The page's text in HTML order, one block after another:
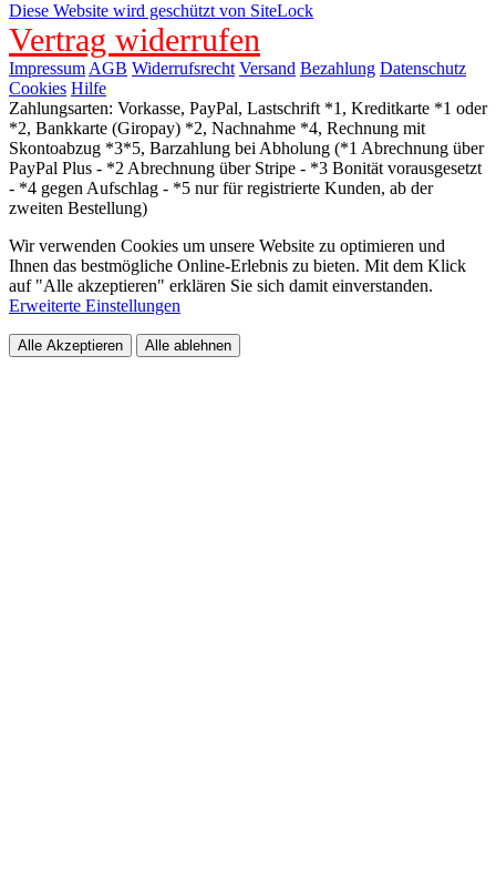
Diese Website wird geschützt von SiteLock
Vertrag widerrufen
ImpressumAGB Widerrufsrecht Versand Bezahlung Datenschutz
Cookies Hilfe
Zahlungsarten: Vorkasse, PayPal, Lastschrift *1, Kreditkarte *1 oder
*2, Bankkarte (Giropay) *2, Nachnahme *4, Rechnung mit
Skontoabzug *3*5, Barzahlung bei Abholung (*1 Abrechnung über
PayPal Plus - *2 Abrechnung über Stripe - *3 Bonität vorausgesetzt
- *4 gegen Aufschlag - *5 nur für registrierte Kunden, ab der
zweiten Bestellung)
Wir verwenden Cookies um unsere Website zu optimieren und
Ihnen das bestmögliche Online-Erlebnis zu bieten. Mit dem Klick
auf "Alle akzeptieren" erklären Sie sich damit einverstanden.
Erweiterte Einstellungen
Alle Akzeptieren Alle ablehnen